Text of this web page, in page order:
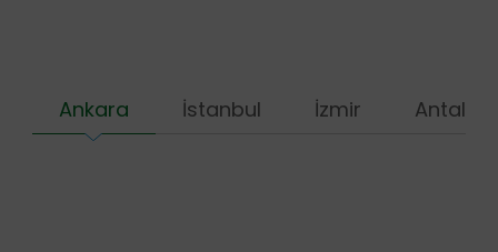
Ankara İstanbul İzmir Antalya